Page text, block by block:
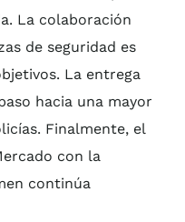
La colaboración
de seguridad es
La entrega
hacia una mayor
Finalmente, el
con la
continúa